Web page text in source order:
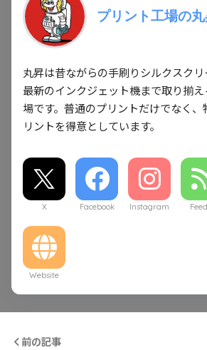
プリント工場の
丸昇は昔ながらの手刷りシルクスク
最新のインクジェット機まで取り揃
場です。普通のプリントだけでなく
リントを得意としています。
X Facebook Instagram
Website
前の記事